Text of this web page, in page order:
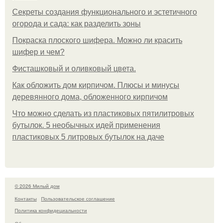
Секреты создания функционального и эстетичного
огорода и сада: как разделить зоны
Покраска плоского шифера. Можно ли красить
шифер и чем?
Фисташковый и оливковый цвета.
Как обложить дом кирпичом. Плюсы и минусы
деревянного дома, обложенного кирпичом
Что можно сделать из пластиковых пятилитровых
бутылок. 5 необычных идей применения
пластиковых 5 литровых бутылок на даче
© 2026 Милый дом
Контакты
Пользовательское соглашение
Политика конфидециальности